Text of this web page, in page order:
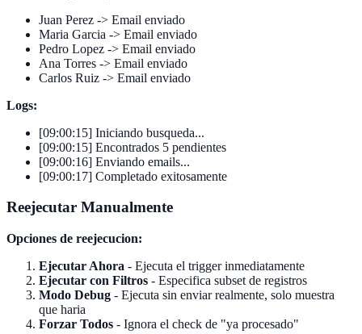
Juan Perez -> Email enviado
Maria Garcia -> Email enviado
Pedro Lopez -> Email enviado
Ana Torres -> Email enviado
Carlos Ruiz -> Email enviado
Logs:
[09:00:15] Iniciando busqueda...
[09:00:15] Encontrados 5 pendientes
[09:00:16] Enviando emails...
[09:00:17] Completado exitosamente
Reejecutar Manualmente
Opciones de reejecucion:
Ejecutar Ahora - Ejecuta el trigger inmediatamente
Ejecutar con Filtros - Especifica subset de registros
Modo Debug - Ejecuta sin enviar realmente, solo muestra
que haria
Forzar Todos - Ignora el check de "ya procesado"